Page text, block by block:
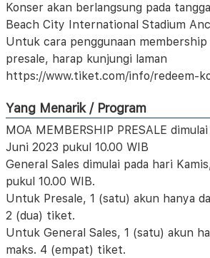
Konser akan berlangsung pada
Beach City International Stadium
Untuk cara penggunaan
presale, harap kunjungi laman
https://www.tiket.com/info/redeem-
Yang Menarik / Program
MOA MEMBERSHIP PRESALE
Juni 2023 pukul 10.00 WIB
General Sales dimulai pada hari
pukul 10.00 WIB.
Untuk Presale, 1 (satu) akun hanya
2 (dua) tiket.
Untuk General Sales, 1 (satu) akun
maks. 4 (empat) tiket.